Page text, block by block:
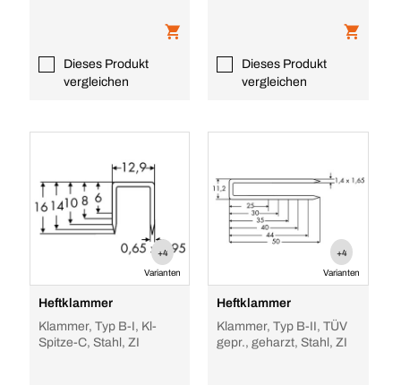
Dieses Produkt
vergleichen
Dieses Produkt
vergleichen
+4
Varianten
Heftklammer
Klammer, Typ B-I, Kl-
Spitze-C, Stahl, ZI
+4
Varianten
Heftklammer
Klammer, Typ B-II, TÜV
gepr., geharzt, Stahl, ZI